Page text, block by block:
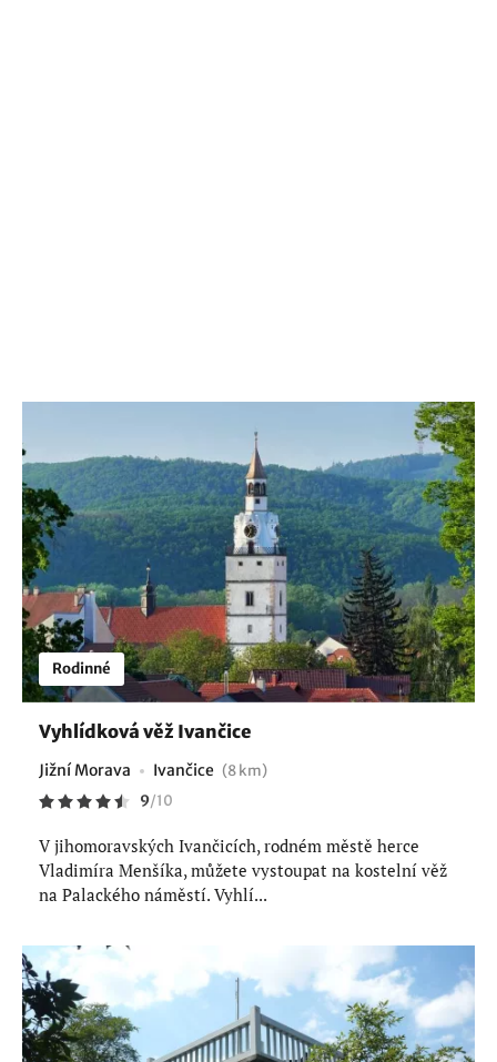
Rodinné
Vyhlídková věž Ivančice
Jižní Morava Ivančice (8 km)
9/10
V jihomoravských Ivančicích, rodném městě herce
Vladimíra Menšíka, můžete vystoupat na kostelní věž
na Palackého náměstí. Vyhlí...